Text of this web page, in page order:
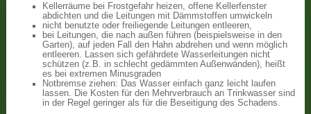
Kellerräume bei Frostgefahr heizen, offene Kellerfenster
abdichten und die Leitungen mit Dämmstoffen umwickeln
nicht benutzte oder freiliegende Leitungen entleeren,
bei Leitungen, die nach außen führen (beispielsweise in den
Garten), auf jeden Fall den Hahn abdrehen und wenn möglich
entleeren. Lassen sich gefährdete Wasserleitungen nicht
schützen (z.B. in schlecht gedämmten Außenwänden), heißt
es bei extremen Minusgraden
Notbremse ziehen: Das Wasser einfach ganz leicht laufen
lassen. Die Kosten für den Mehrverbrauch an Trinkwasser sind
in der Regel geringer als für die Beseitigung des Schadens.